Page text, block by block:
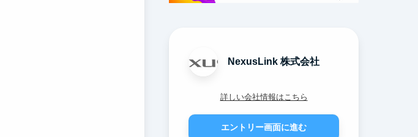
NexusLink 株式会社
詳しい会社情報はこちら
エントリー画面に進む